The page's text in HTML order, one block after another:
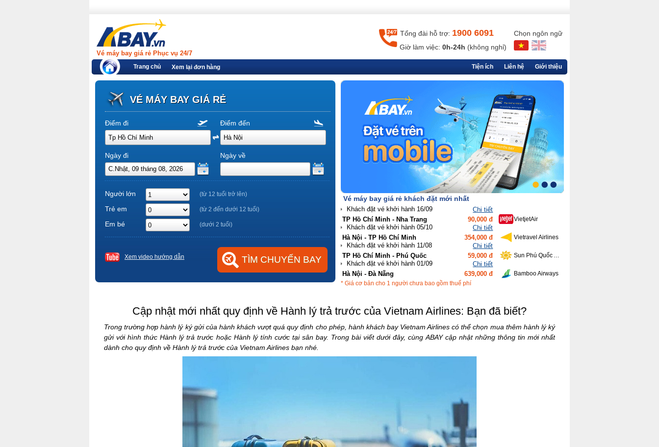
Vé máy bay giá rẻ Phục vụ 24/7
Tổng đài hỗ trợ: 1900 6091
Giờ làm việc: 0h-24h (không nghỉ)
Chọn ngôn ngữ
Trang chủ Xem lại đơn hàng Giới thiệu
Liên hệ
Tiện ích
VÉ MÁY BAY GIÁ RẺ
Điểm đi Điểm đến
Ngày đi Ngày về
Người lớn (từ 12 tuổi trở lên)
Trẻ em (từ 2 đến dưới 12 tuổi)
Em bé (dưới 2 tuổi)
Xem video hướng dẫn
Vé máy bay giá rẻ khách đặt mới nhất
TP Hồ Chí Minh - Nha Trang 90,000 đ
Chi tiết
VietjetAir
Hà Nội - TP Hồ Chí Minh 354,000 đ
Chi tiết
Vietravel Airlines
TP Hồ Chí Minh - Phú Quốc 59,000 đ
Chi tiết
Sun Phú Quốc Airways
Hà Nội - Đà Nẵng 639,000 đ
Chi tiết
Bamboo Airways
* Giá cơ bản cho 1 người chưa bao gồm thuế phí
Cập nhật mới nhất quy định về Hành lý trả trước của Vietnam Airlines: Bạn đã biết?
Trong trường hợp hành lý ký gửi của hành khách vượt quá quy định cho phép, hành khách bay Vietnam Airlines có thể chọn mua thêm hành lý ký
gửi với hình thức Hành lý trả trước hoặc Hành lý tính cước tại sân bay. Trong bài viết dưới đây, cùng ABAY cập nhật những thông tin mới nhất
dành cho quy định về Hành lý trả trước của Vietnam Airlines bạn nhé.